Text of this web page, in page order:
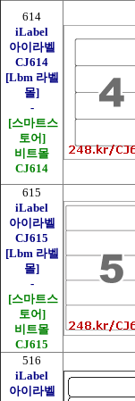
614
iLabel
아이라벨
CJ614
[Lbm 라벨
몰]
-
[스마트스
토어]
비트몰
CJ614
615
iLabel
아이라벨
CJ615
[Lbm 라벨
몰]
-
[스마트스
토어]
비트몰
CJ615
516
iLabel
아이라벨